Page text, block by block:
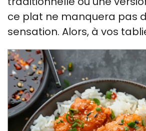
ce plat ne manquera pas
sensation. Alors, à vos